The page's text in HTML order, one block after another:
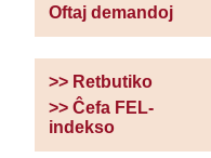
Oftaj demandoj
>> Retbutiko
>> Ĉefa FEL-
indekso